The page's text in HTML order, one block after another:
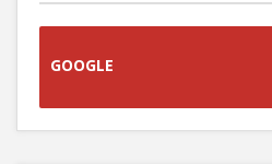
GOOGLE